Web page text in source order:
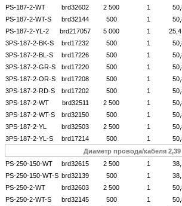
PS-187-2-WT
brd32602 2 500 1
PS-187-2-WT-S
brd32144 500 1
PS-187-2-YL-2
brd217057 5 000 1
3PS-187-2-BK-S
brd17232 500 1
3PS-187-2-BL-S
brd17226 500 1
3PS-187-2-GR-S
brd17220 500 1
3PS-187-2-OR-S
brd17208 500 1
3PS-187-2-RD-S
brd17202 500 1
3PS-187-2-WT
brd32511 2 500 1
3PS-187-2-WT-S
brd32150 500 1
3PS-187-2-YL
brd32503 2 500 1
3PS-187-2-YL-S
brd17214 500 1
Диаметр провода/кабеля
PS-250-150-WT
brd32615 2 500 1
PS-250-150-WT-S brd32139 500 1
PS-250-2-WT
brd32603 2 500 1
PS-250-2-WT-S
brd32145 500 1